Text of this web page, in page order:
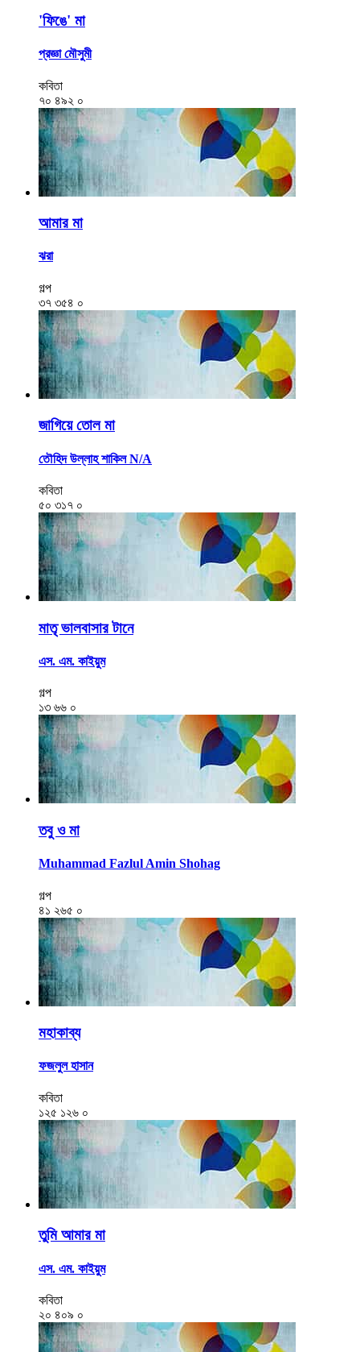
'ফিঙে' মা
প্রজ্ঞা মৌসুমী
কবিতা
৭০ ৪৯২ ০
আমার মা
ঝরা
গল্প
৩৭ ৩৫৪ ০
জাগিয়ে তোল মা
তৌহিদ উল্লাহ শাকিল N/A
কবিতা
৫০ ৩১৭ ০
মাতৃ ভালবাসার টানে
এস. এম. কাইয়ুম
গল্প
১৩ ৬৬ ০
তবু ও মা
Muhammad Fazlul Amin Shohag
গল্প
৪১ ২৬৫ ০
মহাকাব্য
ফজলুল হাসান
কবিতা
১২৫ ১২৬ ০
তুমি আমার মা
এস. এম. কাইয়ুম
কবিতা
২০ ৪০৯ ০